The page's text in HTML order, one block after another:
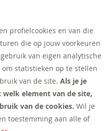
profielcookies en van die
die op jouw voorkeuren
van eigen analytische
statistieken op te stellen
van de site. Als je je
element van de site,
van de cookies. Wil je
toestemming aan alle of